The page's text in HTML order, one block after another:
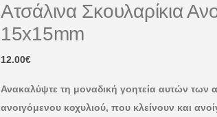
Ατσάλινα Σκουλαρίκια
15x15mm
12.00€
Ανακαλύψτε τη μοναδική γοητεία αυτών των
ανοιγόμενου κοχυλιού, που κλείνουν και